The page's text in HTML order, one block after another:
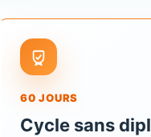
60 JOURS
Cycle sans